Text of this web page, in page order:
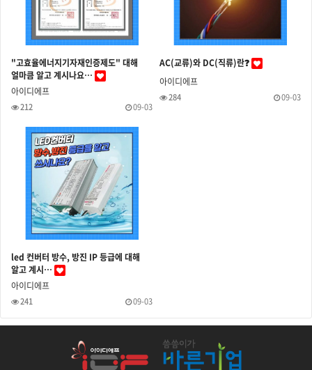
"고효율에너지기자재인증제도" 대해
얼마큼 알고 계시나요…
아이디에프
212 09-03
AC(교류)와 DC(직류)란❓
아이디에프
284 09-03
led 컨버터 방수, 방진 IP 등급에 대해
알고 계시…
아이디에프
241 09-03